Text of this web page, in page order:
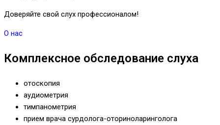
Доверяйте свой слух профессионалом!
О нас
Комплексное обследование слуха
отоскопия
аудиометрия
тимпанометрия
прием врача сурдолога-оториноларинголога